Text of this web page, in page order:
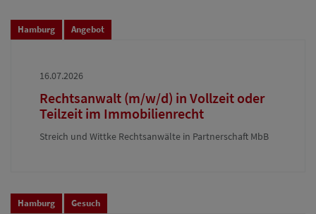
Hamburg Angebot
16.07.2026
Rechtsanwalt (m/w/d) in Vollzeit oder
Teilzeit im Immobilienrecht
Streich und Wittke Rechtsanwälte in Partnerschaft MbB
Hamburg Gesuch